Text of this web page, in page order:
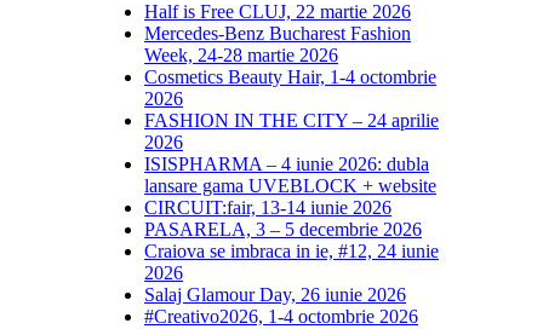
Half is Free CLUJ, 22 martie 2026
Mercedes-Benz Bucharest Fashion
Week, 24-28 martie 2026
Cosmetics Beauty Hair, 1-4 octombrie
2026
FASHION IN THE CITY – 24 aprilie
2026
ISISPHARMA – 4 iunie 2026: dubla
lansare gama UVEBLOCK + website
CIRCUIT:fair, 13-14 iunie 2026
PASARELA, 3 – 5 decembrie 2026
Craiova se imbraca in ie, #12, 24 iunie
2026
Salaj Glamour Day, 26 iunie 2026
#Creativo2026, 1-4 octombrie 2026